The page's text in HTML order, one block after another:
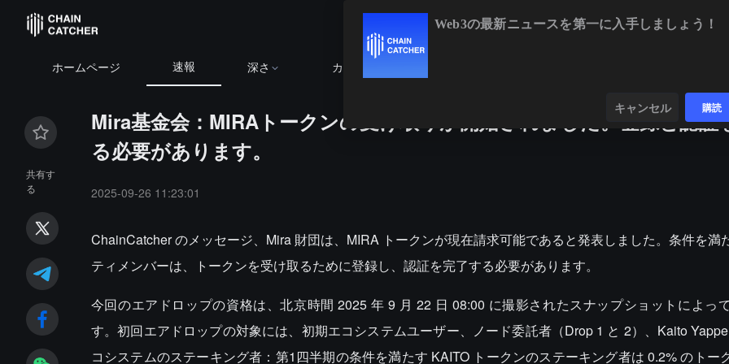
ホームページ 速報 深さ カレンダー
共有す
る
Mira基金会：MIRAトークンの受け取りが開始されました。登録と認証
る必要があります。
2025-09-26 11:23:01
ChainCatcher のメッセージ、Mira 財団は、MIRA トークンが現在請求可能であると発表しました。条件を満
ティメンバーは、トークンを受け取るために登録し、認証を完了する必要があります。
今回のエアドロップの資格は、北京時間 2025 年 9 月 22 日 08:00 に撮影されたスナップショットによっ
す。初回エアドロップの対象には、初期エコシステムユーザー、ノード委託者（Drop 1 と 2）、Kaito
コシステムのステーキング者：第1四半期の条件を満たす KAITO トークンのステーキング者は 0.2% のトー
Web3の最新ニュースを第一に入手しましょう！
キャンセル 購読